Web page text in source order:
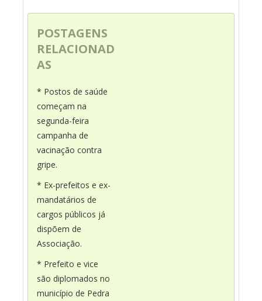
POSTAGENS
RELACIONAD
AS
* Postos de saúde
começam na
segunda-feira
campanha de
vacinação contra
gripe.
* Ex-prefeitos e ex-
mandatários de
cargos públicos já
dispõem de
Associação.
* Prefeito e vice
são diplomados no
município de Pedra